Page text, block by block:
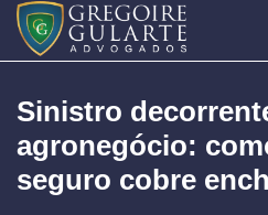
Sinistro
agronegócio:
seguro cobre